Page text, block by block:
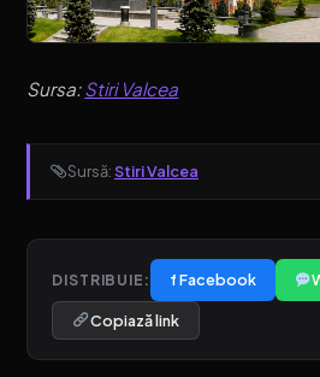
Sursa:Stiri Valcea
Sursă:Stiri Valcea
DISTRIBUIE: f Facebook
Copiază link